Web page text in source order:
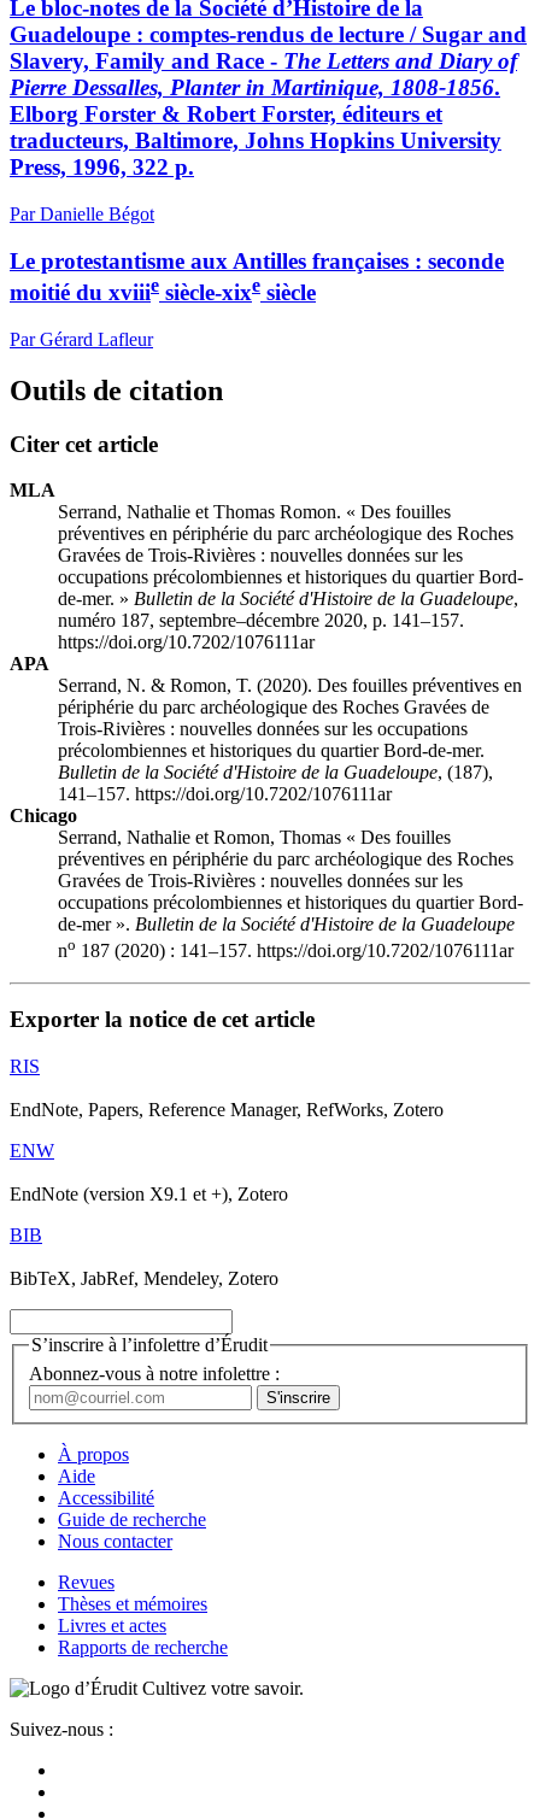
Le bloc-notes de la Société d’Histoire de la
Guadeloupe : comptes-rendus de lecture / Sugar and
Slavery, Family and Race - The Letters and Diary of
Pierre Dessalles, Planter in Martinique, 1808-1856.
Elborg Forster & Robert Forster, éditeurs et
traducteurs, Baltimore, Johns Hopkins University
Press, 1996, 322 p.
Par Danielle Bégot
Le protestantisme aux Antilles françaises : seconde
moitié du xviiie siècle-xixe siècle
Par Gérard Lafleur
Outils de citation
Citer cet article
MLA
Serrand, Nathalie et Thomas Romon. « Des fouilles
préventives en périphérie du parc archéologique des Roches
Gravées de Trois-Rivières : nouvelles données sur les
occupations précolombiennes et historiques du quartier Bord-
de-mer. » Bulletin de la Société d'Histoire de la Guadeloupe,
numéro 187, septembre–décembre 2020, p. 141–157.
https://doi.org/10.7202/1076111ar
APA
Serrand, N. & Romon, T. (2020). Des fouilles préventives en
périphérie du parc archéologique des Roches Gravées de
Trois-Rivières : nouvelles données sur les occupations
précolombiennes et historiques du quartier Bord-de-mer.
Bulletin de la Société d'Histoire de la Guadeloupe, (187),
141–157. https://doi.org/10.7202/1076111ar
Chicago
Serrand, Nathalie et Romon, Thomas « Des fouilles
préventives en périphérie du parc archéologique des Roches
Gravées de Trois-Rivières : nouvelles données sur les
occupations précolombiennes et historiques du quartier Bord-
de-mer ». Bulletin de la Société d'Histoire de la Guadeloupe
no 187 (2020) : 141–157. https://doi.org/10.7202/1076111ar
Exporter la notice de cet article
RIS
EndNote, Papers, Reference Manager, RefWorks, Zotero
ENW
EndNote (version X9.1 et +), Zotero
BIB
BibTeX, JabRef, Mendeley, Zotero
S’inscrire à l’infolettre d’Érudit
Abonnez-vous à notre infolettre :
À propos
Aide
Accessibilité
Guide de recherche
Nous contacter
Revues
Thèses et mémoires
Livres et actes
Rapports de recherche
Cultivez votre savoir.
Suivez-nous :